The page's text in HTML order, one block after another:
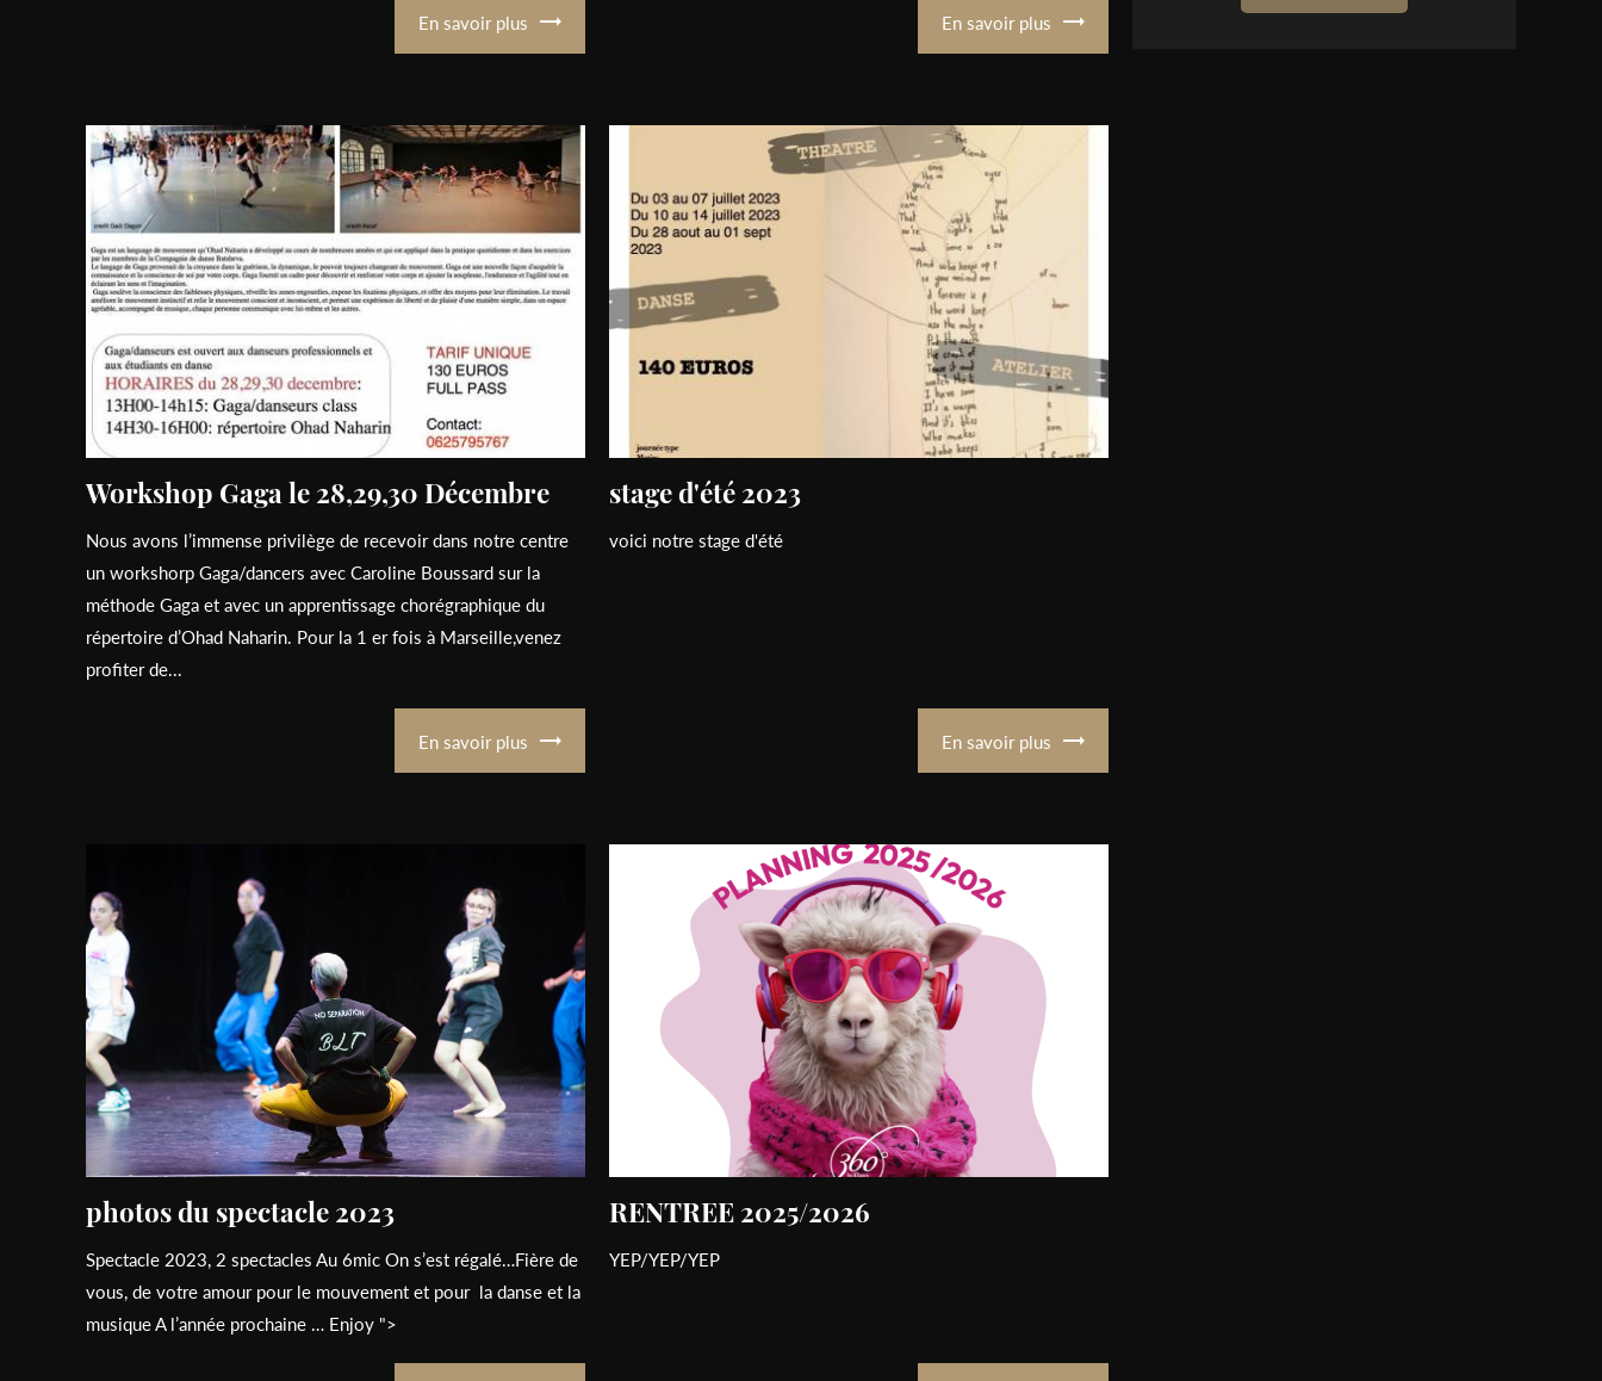
En savoir plus En savoir plus
Workshop Gaga le 28,29,30 Décembre
Nous avons l’immense privilège de recevoir dans notre centre
un workshorp Gaga/dancers avec Caroline Boussard sur la
méthode Gaga et avec un apprentissage chorégraphique du
répertoire d’Ohad Naharin. Pour la 1 er fois à Marseille,venez
profiter de...
En savoir plus
stage d'été 2023
voici notre stage d'été
En savoir plus
photos du spectacle 2023
Spectacle 2023, 2 spectacles Au 6mic On s’est régalé…Fière de
vous, de votre amour pour le mouvement et pour la danse et la
musique A l’année prochaine … Enjoy ">
RENTREE 2025/2026
YEP/YEP/YEP